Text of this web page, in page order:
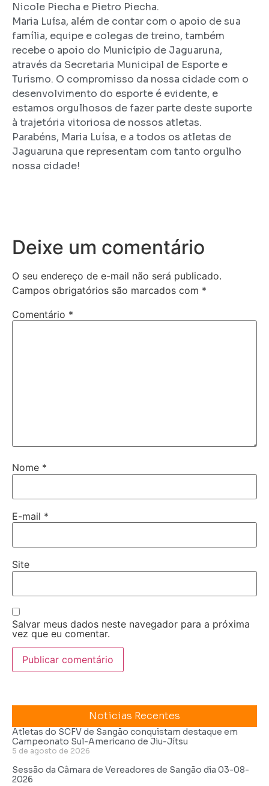
Nicole Piecha e Pietro Piecha.
Maria Luísa, além de contar com o apoio de sua
família, equipe e colegas de treino, também
recebe o apoio do Município de Jaguaruna,
através da Secretaria Municipal de Esporte e
Turismo. O compromisso da nossa cidade com o
desenvolvimento do esporte é evidente, e
estamos orgulhosos de fazer parte deste suporte
à trajetória vitoriosa de nossos atletas.
Parabéns, Maria Luísa, e a todos os atletas de
Jaguaruna que representam com tanto orgulho
nossa cidade!
Deixe um comentário
O seu endereço de e-mail não será publicado.
Campos obrigatórios são marcados com *
Comentário *
Nome *
E-mail *
Site
Salvar meus dados neste navegador para a próxima
vez que eu comentar.
Noticias Recentes
Atletas do SCFV de Sangão conquistam destaque em
Campeonato Sul-Americano de Jiu-Jítsu
5 de agosto de 2026
Sessão da Câmara de Vereadores de Sangão dia 03-08-
2026